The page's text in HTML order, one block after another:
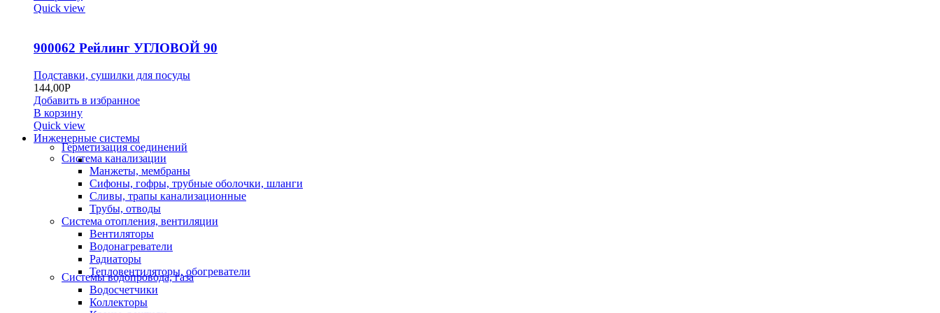
Quick view
900062 Рейлинг УГЛОВОЙ 90
Подставки, сушилки для посуды
144,00Р
Добавить в избранное
В корзину
Quick view
Инженерные системы
Герметизация соединений
Система канализации
Манжеты, мембраны
Сифоны, гофры, трубные оболочки, шланги
Сливы, трапы канализационные
Трубы, отводы
Система отопления, вентиляции
Вентиляторы
Водонагреватели
Радиаторы
Тепловентиляторы, обогреватели
Системы водопровода, газа
Водосчетчики
Коллекторы